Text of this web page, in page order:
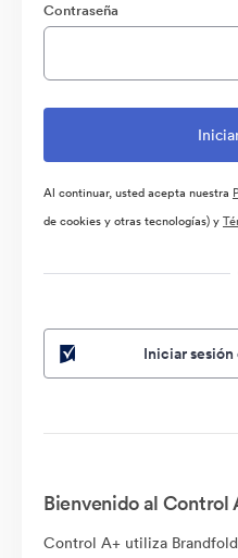
Contraseña
Al continuar, usted acepta nuestra
de cookies y otras tecnologías) y
Iniciar
Bienvenido al Control
Control A+ utiliza